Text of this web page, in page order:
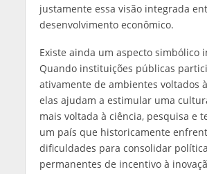
justamente essa visão integrada
desenvolvimento econômico.
Existe ainda um aspecto simbólico
Quando instituições públicas
ativamente de ambientes voltados
elas ajudam a estimular uma
mais voltada à ciência, pesquisa e
um país que historicamente
dificuldades para consolidar
permanentes de incentivo à